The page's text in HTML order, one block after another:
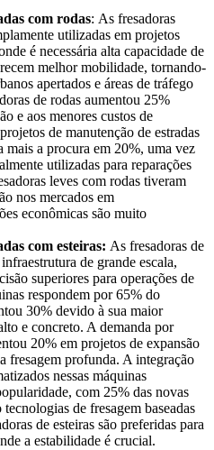
com rodas: As fresadoras
utilizadas em projetos
é necessária alta capacidade de
melhor mobilidade, tornando-
apertados e áreas de tráfego
de rodas aumentou 25%
e aos menores custos de
de manutenção de estradas
a procura em 20%, uma vez
utilizadas para reparações
leves com rodas tiveram
nos mercados em
econômicas são muito
com esteiras: As fresadoras de
de grande escala,
superiores para operações de
respondem por 65% do
30% devido à sua maior
e concreto. A demanda por
20% em projetos de expansão
fresagem profunda. A integração
nessas máquinas
com 25% das novas
de fresagem baseadas
de esteiras são preferidas para
a estabilidade é crucial.